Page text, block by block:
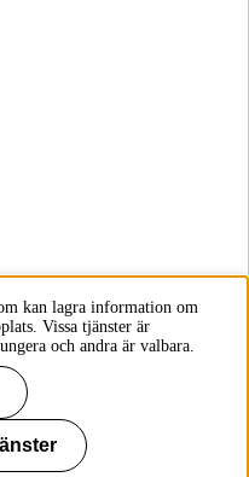
kan lagra information om
Vissa tjänster är
och andra är valbara.